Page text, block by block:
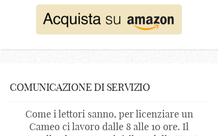
COMUNICAZIONE DI SERVIZIO
Come i lettori sanno, per licenziare un
Cameo ci lavoro dalle 8 alle 10 ore. Il